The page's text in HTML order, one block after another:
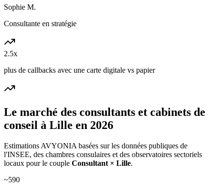
Sophie M.
Consultante en stratégie
2.5x
plus de callbacks avec une carte digitale vs papier
Le marché des consultants et cabinets de
conseil à Lille en 2026
Estimations AVYONIA basées sur les données publiques de
l'INSEE, des chambres consulaires et des observatoires sectoriels
locaux pour le couple Consultant × Lille.
~590